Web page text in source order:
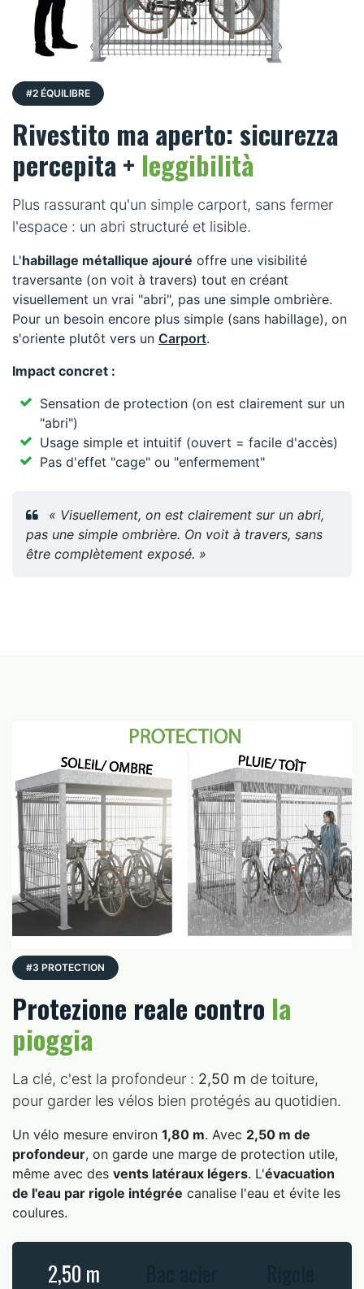
#2 ÉQUILIBRE
Rivestito ma aperto: sicurezza
percepita + leggibilità
Plus rassurant qu'un simple carport, sans fermer
l'espace : un abri structuré et lisible.
L'habillage métallique ajouré offre une visibilité
traversante (on voit à travers) tout en créant
visuellement un vrai "abri", pas une simple ombrière.
Pour un besoin encore plus simple (sans habillage), on
s'oriente plutôt vers un Carport.
Impact concret :
Sensation de protection (on est clairement sur un
"abri")
Usage simple et intuitif (ouvert = facile d'accès)
Pas d'effet "cage" ou "enfermement"
« Visuellement, on est clairement sur un abri,
pas une simple ombrière. On voit à travers, sans
être complètement exposé. »
#3 PROTECTION
Protezione reale contro la
pioggia
La clé, c'est la profondeur : 2,50 m de toiture,
pour garder les vélos bien protégés au quotidien.
Un vélo mesure environ 1,80 m. Avec 2,50 m de
profondeur, on garde une marge de protection utile,
même avec des vents latéraux légers. L'évacuation
de l'eau par rigole intégrée canalise l'eau et évite les
coulures.
2,50 m